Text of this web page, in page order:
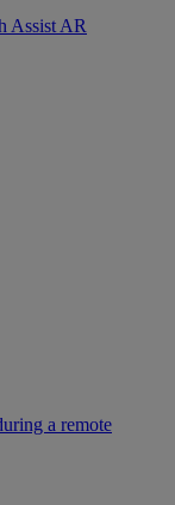
Assist AR
a remote